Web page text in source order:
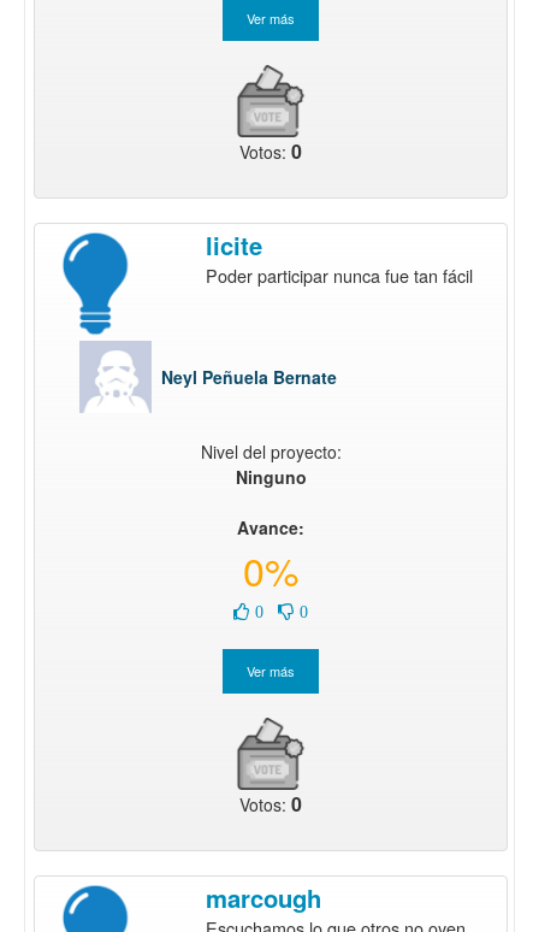
Votos: 0
licite
Poder participar nunca fue tan fácil
Neyl Peñuela Bernate
Nivel del proyecto:
Ninguno
Avance:
0%
0 0
Votos: 0
marcough